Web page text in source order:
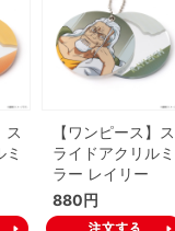
ス
【ワンピース】ス
ライドアクリルミ
ラー レイリー
880円